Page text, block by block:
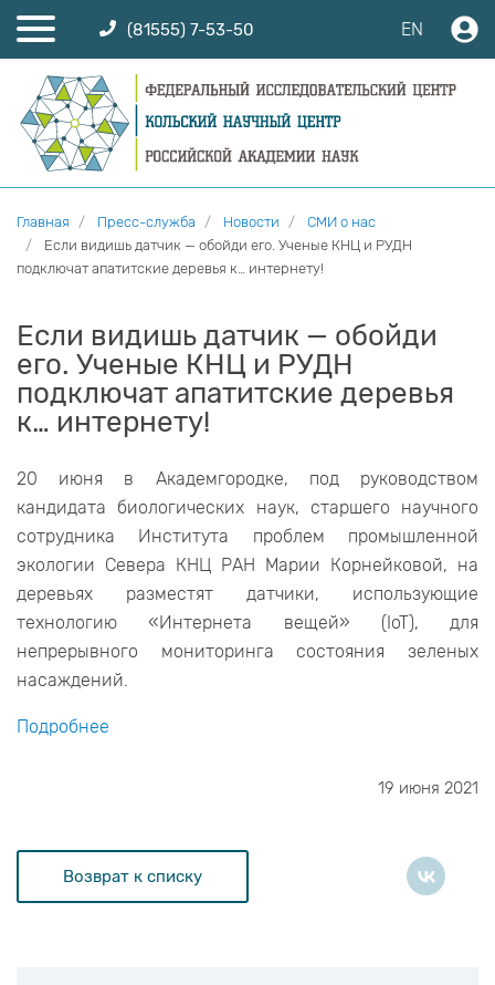
(81555) 7-53-50 EN
Главная Пресс-служба Новости
СМИ о нас
Если видишь датчик — обойди его. Ученые КНЦ и РУДН
подключат апатитские деревья к… интернету!
Если видишь датчик — обойди
его. Ученые КНЦ и РУДН
подключат апатитские деревья
к… интернету!
20 июня в Академгородке, под руководством
кандидата биологических наук, старшего научного
сотрудника Института проблем промышленной
экологии Севера КНЦ РАН Марии Корнейковой, на
деревьях разместят датчики, использующие
технологию «Интернета вещей» (IoT), для
непрерывного мониторинга состояния зеленых
насаждений.
Подробнее
19 июня 2021
Возврат к списку